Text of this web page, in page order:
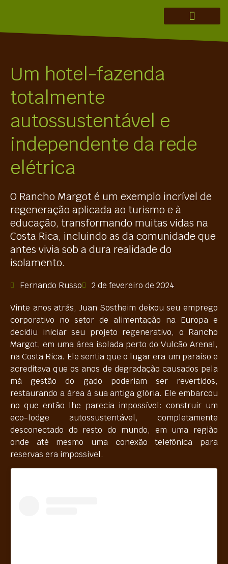
Um hotel-fazenda
totalmente
autossustentável e
independente da rede
elétrica
O Rancho Margot é um exemplo incrível de
regeneração aplicada ao turismo e à
educação, transformando muitas vidas na
Costa Rica, incluindo as da comunidade que
antes vivia sob a dura realidade do
isolamento.
Fernando Russo 2 de fevereiro de 2024
Vinte anos atrás, Juan Sostheim deixou seu emprego
corporativo no setor de alimentação na Europa e
decidiu iniciar seu projeto regenerativo, o Rancho
Margot, em uma área isolada perto do Vulcão Arenal,
na Costa Rica. Ele sentia que o lugar era um paraíso e
acreditava que os anos de degradação causados pela
má gestão do gado poderiam ser revertidos,
restaurando a área à sua antiga glória. Ele embarcou
no que então lhe parecia impossível: construir um
eco-lodge autossustentável, completamente
desconectado do resto do mundo, em uma região
onde até mesmo uma conexão telefônica para
reservas era impossível.